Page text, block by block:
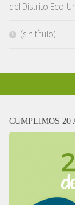
del Distrito Eco-
(sin título)
CUMPLIMOS 20